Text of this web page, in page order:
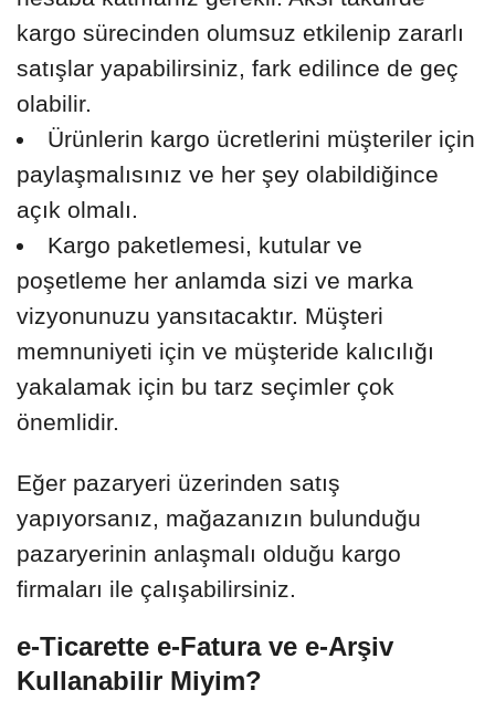
kargo sürecinden olumsuz etkilenip zararlı
satışlar yapabilirsiniz, fark edilince de geç
olabilir.
Ürünlerin kargo ücretlerini müşteriler için
paylaşmalısınız ve her şey olabildiğince
açık olmalı.
Kargo paketlemesi, kutular ve
poşetleme her anlamda sizi ve marka
vizyonunuzu yansıtacaktır. Müşteri
memnuniyeti için ve müşteride kalıcılığı
yakalamak için bu tarz seçimler çok
önemlidir.
Eğer pazaryeri üzerinden satış
yapıyorsanız, mağazanızın bulunduğu
pazaryerinin anlaşmalı olduğu kargo
firmaları ile çalışabilirsiniz.
e-Ticarette e-Fatura ve e-Arşiv
Kullanabilir Miyim?